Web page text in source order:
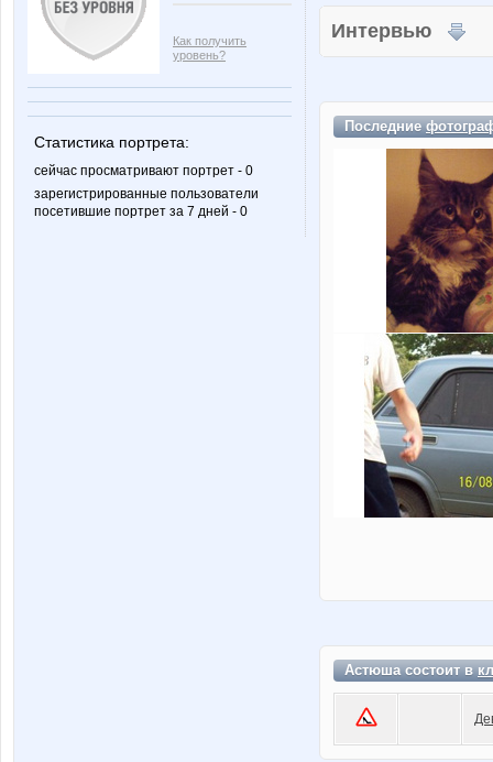
Как получить
уровень?
Статистика портрета:
сейчас просматривают портрет - 0
зарегистрированные пользователи
посетившие портрет за 7 дней - 0
Интервью
Последние
Астюша состоит в